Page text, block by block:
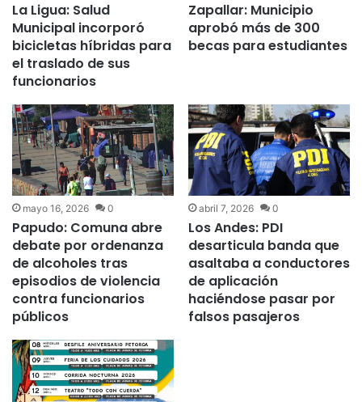
La Ligua: Salud
Municipal incorporó
bicicletas híbridas para
el traslado de sus
funcionarios
Zapallar: Municipio
aprobó más de 300
becas para estudiantes
mayo 16, 2026 0
Papudo: Comuna abre
debate por ordenanza
de alcoholes tras
episodios de violencia
contra funcionarios
públicos
abril 7, 2026 0
Los Andes: PDI
desarticula banda que
asaltaba a conductores
de aplicación
haciéndose pasar por
falsos pasajeros